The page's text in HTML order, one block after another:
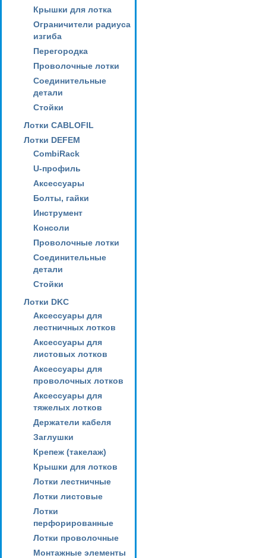
Крышки для лотка
Ограничители радиуса
изгиба
Перегородка
Проволочные лотки
Соединительные
детали
Стойки
Лотки CABLOFIL
Лотки DEFEM
CombiRack
U-профиль
Аксессуары
Болты, гайки
Инструмент
Консоли
Проволочные лотки
Соединительные
детали
Стойки
Лотки DKC
Аксессуары для
лестничных лотков
Аксессуары для
листовых лотков
Аксессуары для
проволочных лотков
Аксессуары для
тяжелых лотков
Держатели кабеля
Заглушки
Крепеж (такелаж)
Крышки для лотков
Лотки лестничные
Лотки листовые
Лотки
перфорированные
Лотки проволочные
Монтажные элементы